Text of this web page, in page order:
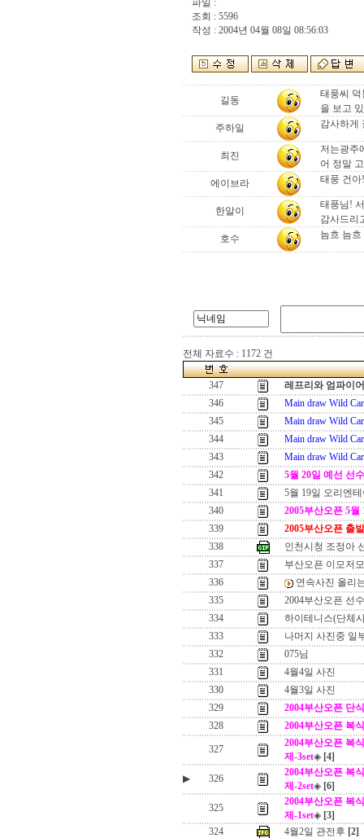
파일 :
조회 : 5596
작성 : 2004년 04월 08일 08:56:03
길동
태풍씨
을 보고
주하일
감사하게
최진
저는광주
어 정말
에이브라
태풍 건
한알이
태풍님!
감사드리
호수
늠흐 늠
전체 자료수 : 1172 건
347
레프리와 엄파이어
346
Main draw Wild
345
Main draw Wild
344
Main draw Wild
343
Main draw Wild
342
5월 20일 예선 선
341
5월 19일 오리엔
340
2005부산오픈 5월
339
2005부산오픈 출발
338
인천시청 조정아
337
부산오픈 이모저모
336
연속사진 올리
335
2004부산오픈 선
334
하이테니스(단체
333
나머지 사진중 일
332
075님
331
4월4일 사진
330
4월3일 사진
329
2004부산오픈 단
328
2004부산오픈 복
327
2004부산오픈 복
제-3set◈ [4]
▶
326
2004부산오픈 복
제-2set◈ [6]
325
2004부산오픈 복
제-1set◈ [3]
324
4월2일 관전후 [2]